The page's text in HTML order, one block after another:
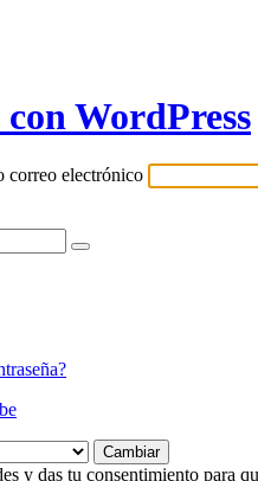
WordPress
correo electrónico
y das tu consentimiento para